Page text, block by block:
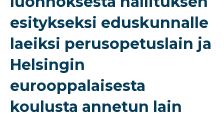
esitykseksi eduskunnalle
laeiksi perusopetuslain ja
Helsingin
eurooppalaisesta
koulusta annetun lain